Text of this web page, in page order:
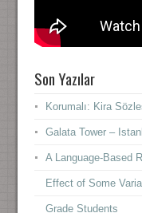
Son Yazılar
Korumalı: Kira
Galata Tower –
A Language-Based
Effect of Some
Grade Students